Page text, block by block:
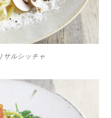
サルシッチャ